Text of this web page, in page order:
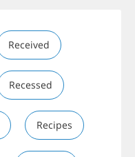
Received
Recessed
Recipes